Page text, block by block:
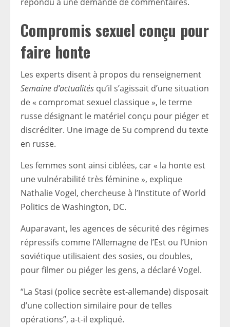
Compromis sexuel conçu pour
faire honte
Les experts disent à propos du renseignement
Semaine d’actualités qu’il s’agissait d’une situation
de « compromat sexuel classique », le terme
russe désignant le matériel conçu pour piéger et
discréditer. Une image de Su comprend du texte
en russe.
Les femmes sont ainsi ciblées, car « la honte est
une vulnérabilité très féminine », explique
Nathalie Vogel, chercheuse à l’Institute of World
Politics de Washington, DC.
Auparavant, les agences de sécurité des régimes
répressifs comme l’Allemagne de l’Est ou l’Union
soviétique utilisaient des sosies, ou doubles,
pour filmer ou piéger les gens, a déclaré Vogel.
“La Stasi (police secrète est-allemande) disposait
d’une collection similaire pour de telles
opérations”, a-t-il expliqué.